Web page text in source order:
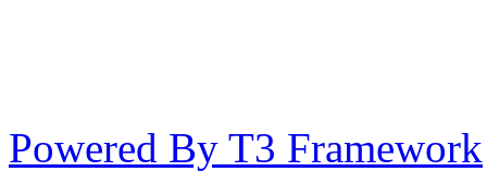
Powered By T3 Framework